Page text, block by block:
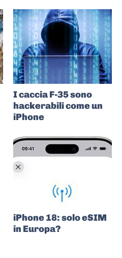
I caccia F-35 sono
hackerabili come un
iPhone
iPhone 18: solo eSIM
in Europa?